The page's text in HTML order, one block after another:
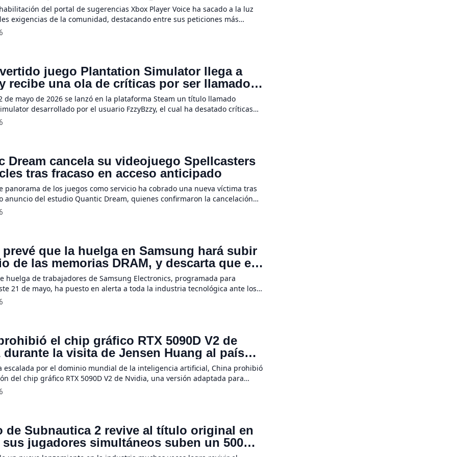
del portal de sugerencias Xbox Player Voice ha sacado a la luz
exigencias de la comunidad, destacando entre sus peticiones más
anhelado regreso de los juegos exclusivos y la implementación de un plan
juego Plantation Simulator llega a
recibe una ola de críticas por ser llamado
de esclavitud”
de mayo de 2026 se lanzó en la plataforma Steam un título llamado
desarrollado por el usuario FzzyBzzy, el cual ha desatado críticas
la comunidad, quienes lo han catalogado directamente como un simulador
Dream cancela su videojuego Spellcasters
tras fracaso en acceso anticipado
panorama de los juegos como servicio ha cobrado una nueva víctima tras
anuncio del estudio Quantic Dream, quienes confirmaron la cancelación
título Spellcasters Chronicles tras haber estado disponible menos de
prevé que la huelga en Samsung hará subir
de las memorias DRAM, y descarta que el
chino haga descender los precios hasta
huelga de trabajadores de Samsung Electronics, programada para
21 de mayo, ha puesto en alerta a toda la industria tecnológica ante los
que esta paralización tendrá sobre la cadena de suministro global.
el chip gráfico RTX 5090D V2 de
durante la visita de Jensen Huang al país
escalada por el dominio mundial de la inteligencia artificial, China prohibió
del chip gráfico RTX 5090D V2 de Nvidia, una versión adaptada para
su tarjeta más potente. Según reportó el diario Financial Times, esta
de Subnautica 2 revive al título original en
sus jugadores simultáneos suben un 500%